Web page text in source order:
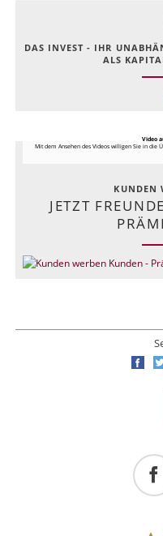
DAS INVEST - IHR
ALS
Video
Mit dem Ansehen des Videos willigen Sie in die
KUNDEN
JETZT